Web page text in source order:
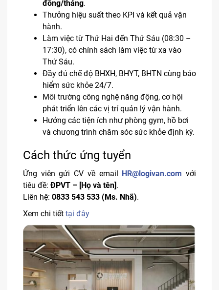
đồng/tháng.
Thưởng hiệu suất theo KPI và kết quả vận
hành.
Làm việc từ Thứ Hai đến Thứ Sáu (08:30 –
17:30), có chính sách làm việc từ xa vào
Thứ Sáu.
Đầy đủ chế độ BHXH, BHYT, BHTN cùng bảo
hiểm sức khỏe 24/7.
Môi trường công nghệ năng động, cơ hội
phát triển lên các vị trí quản lý vận hành.
Hưởng các tiện ích như phòng gym, hồ bơi
và chương trình chăm sóc sức khỏe định kỳ.
Cách thức ứng tuyển
Ứng viên gửi CV về email HR@logivan.com với
tiêu đề:ĐPVT – [Họ và tên].
Liên hệ: 0833 543 533 (Ms. Nhã).
Xem chi tiết tại đây